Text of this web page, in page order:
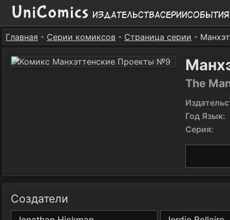
ИздательстваСерииСобытия
Главная - Серии комиксов - Страница серии -
The
Год Язык:
Серия:
Создатели